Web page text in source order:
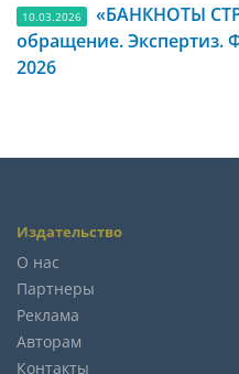
10.03.2026
«БАНКНОТЫ
обращение. Экспертиз.
2026
Издательство
О нас
Партнеры
Реклама
Авторам
Контакты